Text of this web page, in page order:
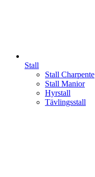
Stall
Stall Charpente
Stall Manior
Hyrstall
Tävlingsstall